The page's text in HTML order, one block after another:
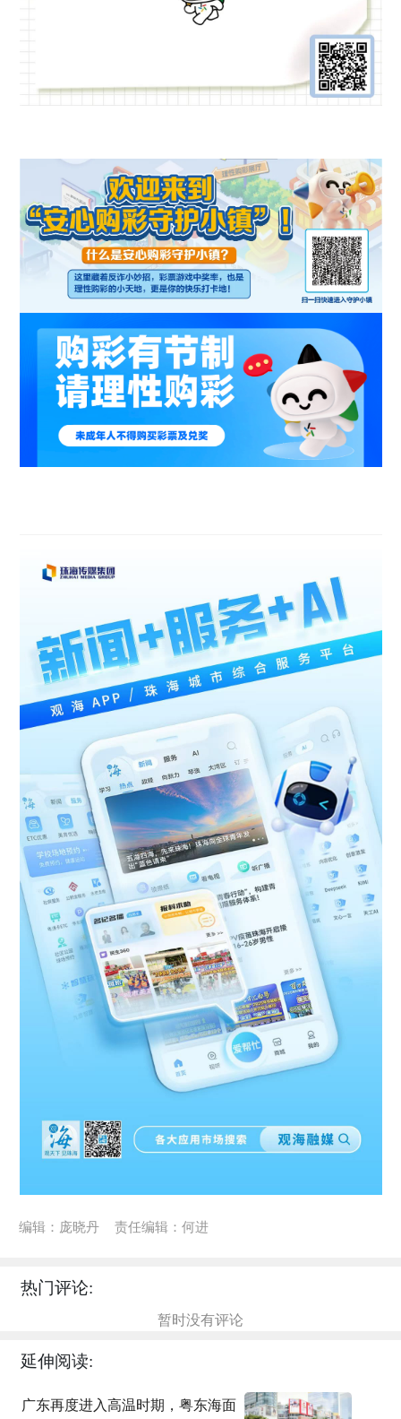
编辑：庞晓丹 责任编辑：何进
热门评论:
暂时没有评论
延伸阅读:
广东再度进入高温时期，粤东海面